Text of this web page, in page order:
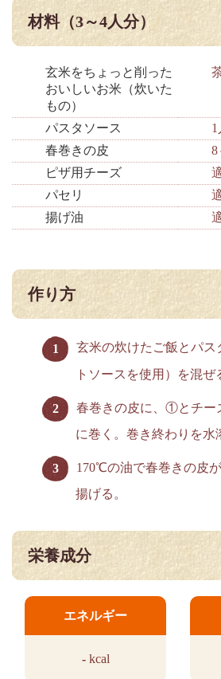
材料（3～4人分）
玄米をちょっと削った
おいしいお米（炊いた
もの）
パスタソース
1
春巻きの皮
8
ピザ用チーズ
パセリ
揚げ油
作り方
玄米の炊けたご飯とパ
トソースを使用）を混ぜ
春巻きの皮に、①とチー
に巻く。巻き終わりを水
170℃の油で春巻きの皮
揚げる。
栄養成分
エネルギー
-kcal